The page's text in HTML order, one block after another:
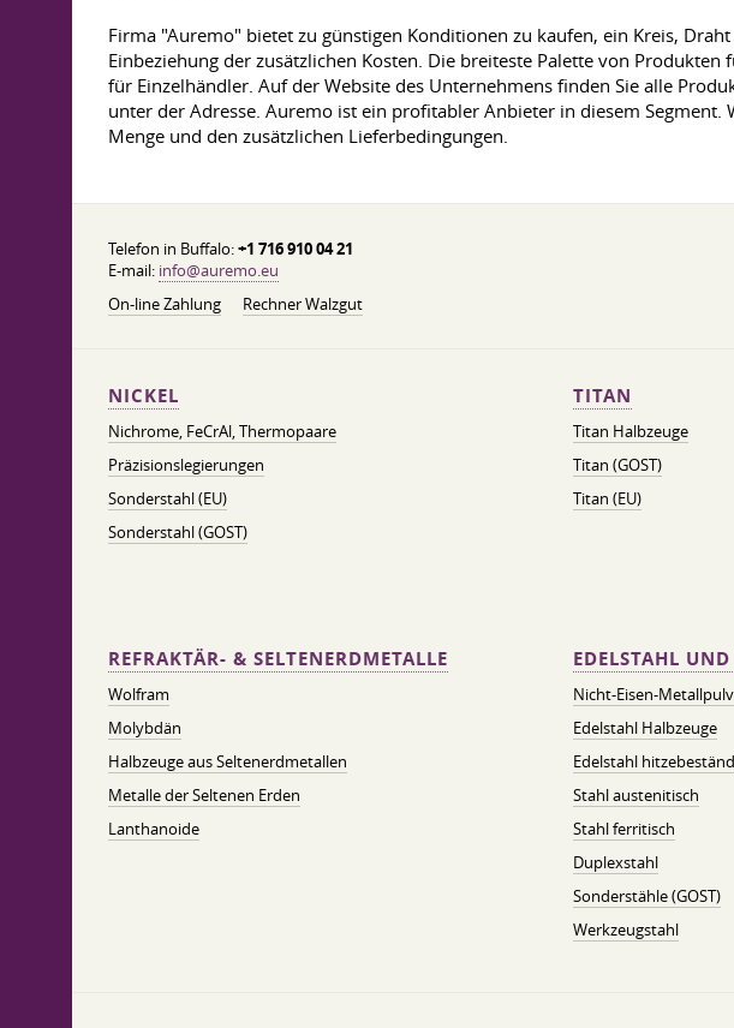
Firma "Auremo" bietet zu günstigen Konditionen zu kaufen, ein Kreis,
Einbeziehung der zusätzlichen Kosten. Die breiteste Palette von
für Einzelhändler. Auf der Website des Unternehmens finden Sie alle
unter der Adresse. Auremo ist ein profitabler Anbieter in diesem
Menge und den zusätzlichen Lieferbedingungen.
Telefon in Buffalo:+1 716 910 04 21
E-mail: info@auremo.eu
On-line Zahlung
Rechner Walzgut
NICKEL
Nichrome, FeСrAl, ​​Thermopaare
Präzisionslegierungen
Sonderstahl (EU)
Sonderstahl (GOST)
TITAN
Titan Halbzeuge
Titan (GOST)
Titan (EU)
REFRAKTÄR- & SELTENERDMETALLE
Wolfram
Molybdän
Halbzeuge aus Seltenerdmetallen
Metalle der Seltenen Erden
Lanthanoide
EDELSTAHL
Nicht-Eisen-
Edelstahl Halbzeuge
Edelstahl
Stahl austenitisch
Stahl ferritisch
Duplexstahl
Sonderstähle (GOST)
Werkzeugstahl